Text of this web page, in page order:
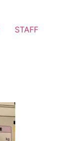
STAFF